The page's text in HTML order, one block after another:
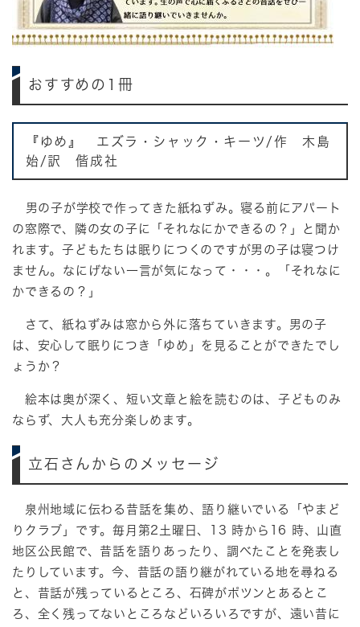
おすすめの1冊
『ゆめ』 エズラ・シャック・キーツ/作 木島
始/訳 偕成社
男の子が学校で作ってきた紙ねずみ。寝る前にアパート
の窓際で、隣の女の子に「それなにかできるの？」と聞か
れます。子どもたちは眠りにつくのですが男の子は寝つけ
ません。なにげない一言が気になって・・・。「それなに
かできるの？」
さて、紙ねずみは窓から外に落ちていきます。男の子
は、安心して眠りにつき「ゆめ」を見ることができたでし
ょうか？
絵本は奥が深く、短い文章と絵を読むのは、子どものみ
ならず、大人も充分楽しめます。
立石さんからのメッセージ
泉州地域に伝わる昔話を集め、語り継いでいる「やまど
りクラブ」です。毎月第2土曜日、13 時から16 時、山直
地区公民館で、昔話を語りあったり、調べたことを発表し
たりしています。今、昔話の語り継がれている地を尋ねる
と、昔話が残っているところ、石碑がポツンとあるとこ
ろ、全く残ってないところなどいろいろですが、遠い昔に